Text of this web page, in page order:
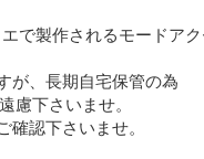
で製作されるモードアク
が、長期自宅保管の為
認下さいませ。